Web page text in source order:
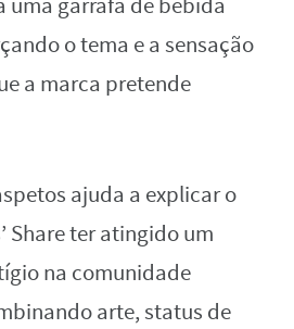
uma garrafa de bebida
o tema e a sensação
a marca pretende
ajuda a explicar o
Share ter atingido um
na comunidade
arte, status de